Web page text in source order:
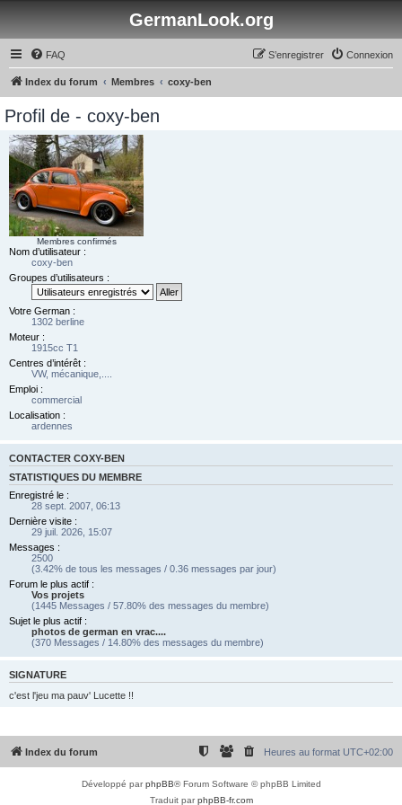
GermanLook.org
FAQ Connexion
S’enregistrer
Index du forum Membres coxy-ben
Profil de - coxy-ben
Membres confirmés
Nom d’utilisateur :
coxy-ben
Groupes d’utilisateurs :
Votre German :
1302 berline
Moteur :
1915cc T1
Centres d’intérêt :
VW, mécanique,....
Emploi :
commercial
Localisation :
ardennes
CONTACTER COXY-BEN
STATISTIQUES DU MEMBRE
Enregistré le :
28 sept. 2007, 06:13
Dernière visite :
29 juil. 2026, 15:07
Messages :
2500
(3.42% de tous les messages / 0.36 messages par jour)
Forum le plus actif :
Vos projets
(1445 Messages / 57.80% des messages du membre)
Sujet le plus actif :
photos de german en vrac....
(370 Messages / 14.80% des messages du membre)
SIGNATURE
c'est l'jeu ma pauv' Lucette !!
Index du forum Heures au format UTC+02:00
Développé parphpBB® Forum Software © phpBB Limited
Traduit parphpBB-fr.com